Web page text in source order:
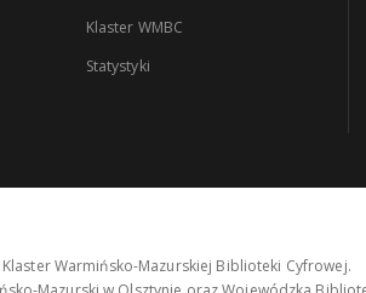
Klaster WMBC
Statystyki
Warmińsko-Mazurskiej Biblioteki Cyfrowej.